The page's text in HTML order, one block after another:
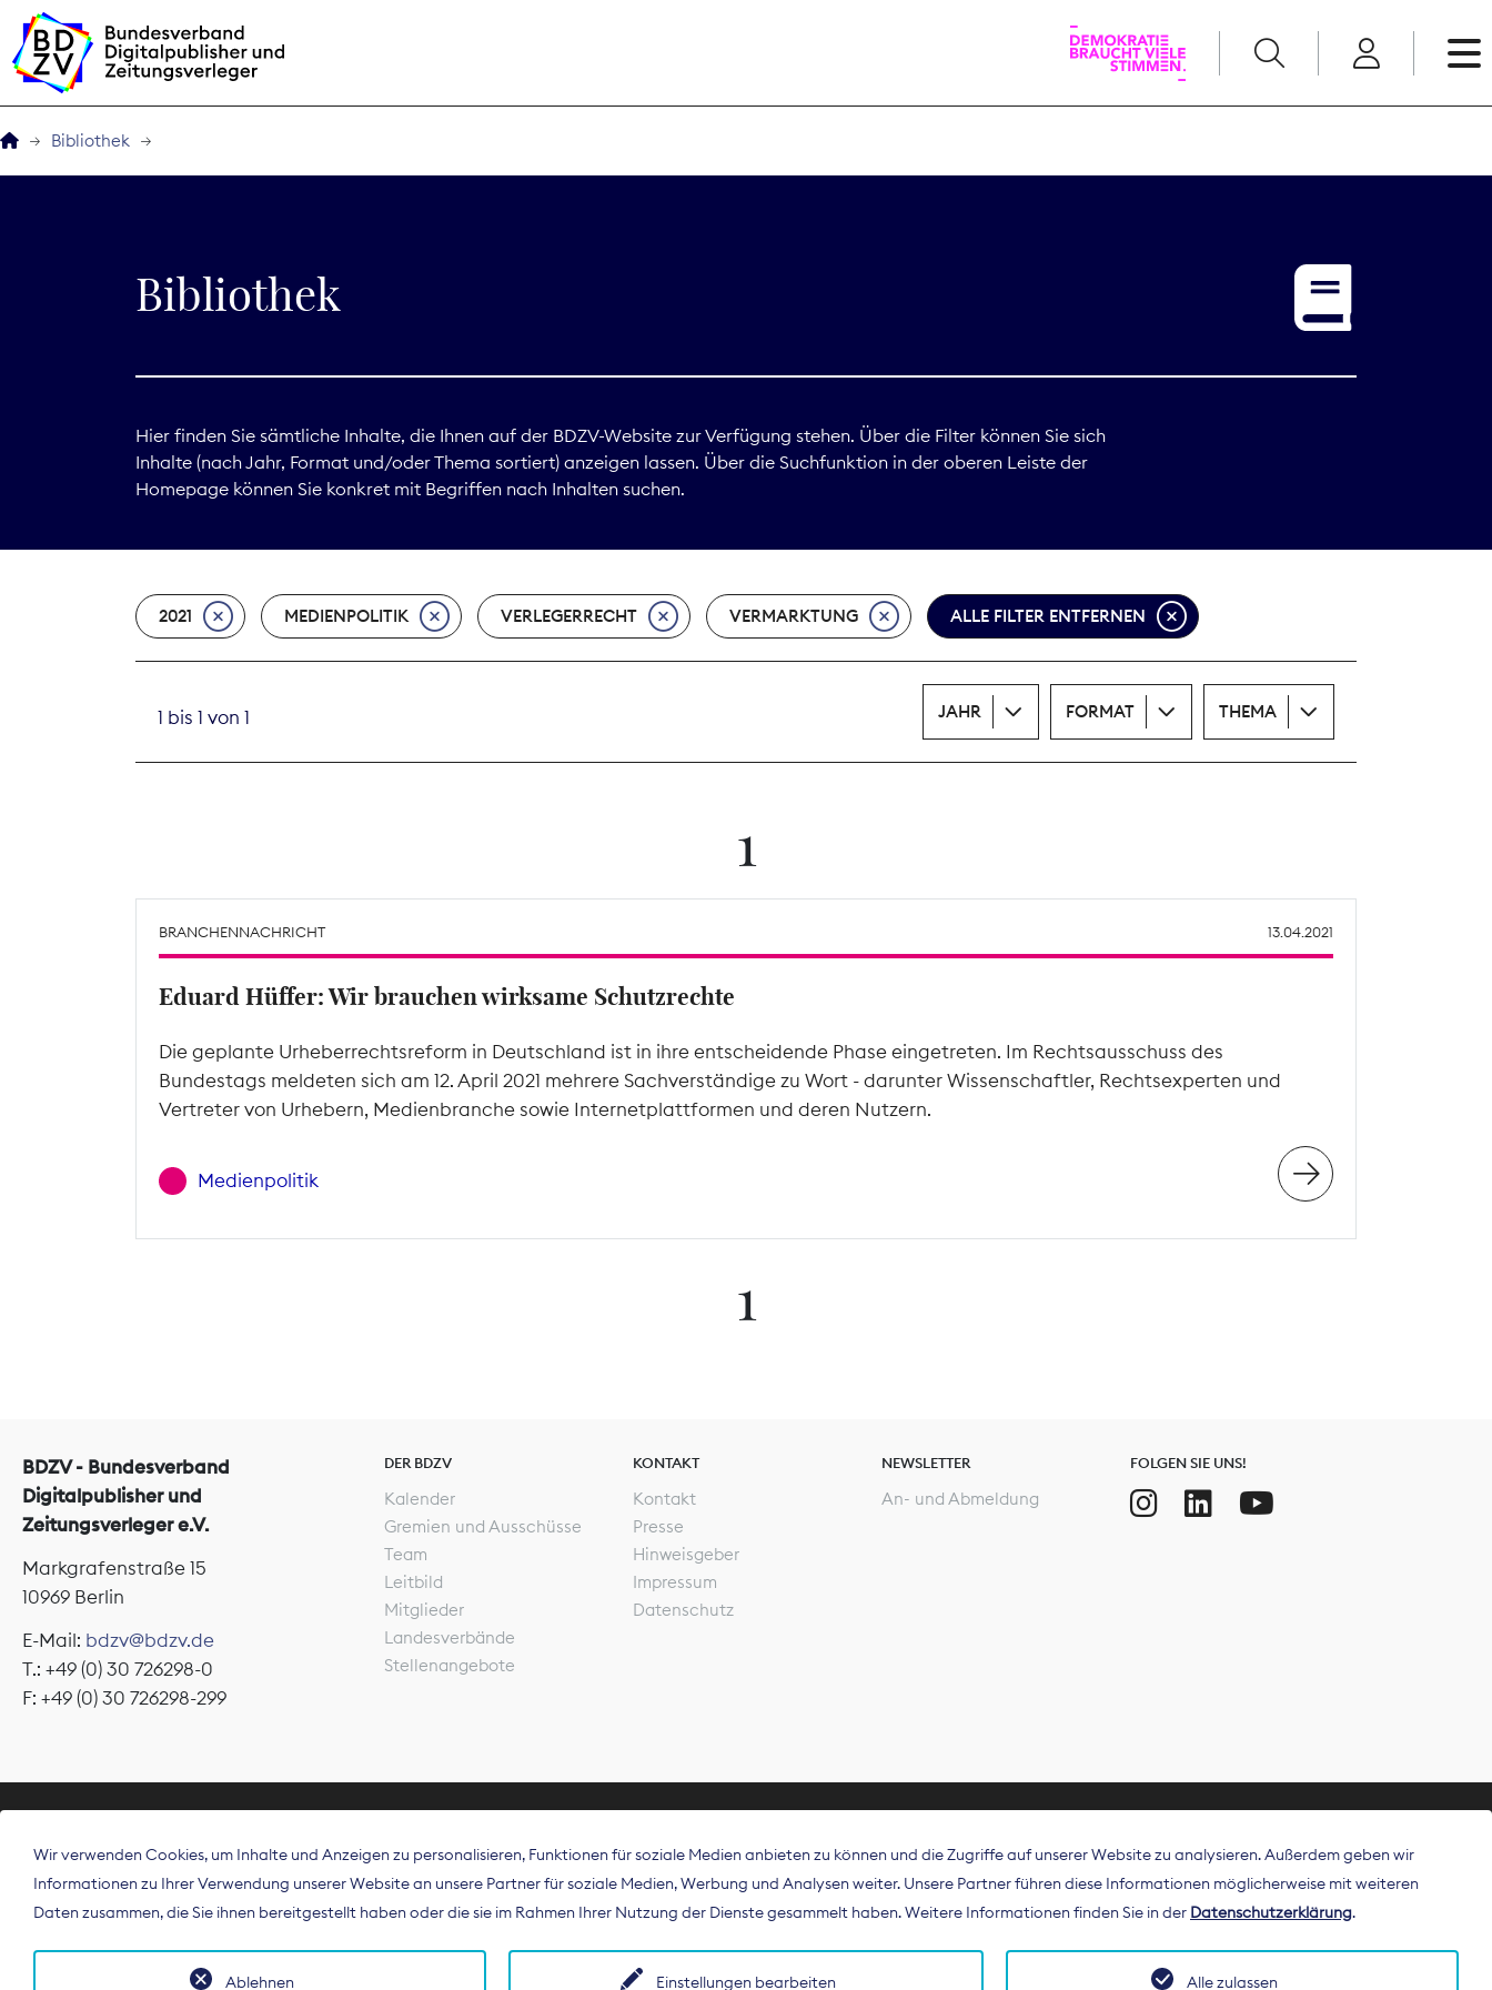
BDZVplus GmbH
Service
Print
Bibliothek
Bibliothek
Hier finden Sie sämtliche Inhalte, die Ihnen auf der BDZV-Website zur Verfügung stehen. Über die Filter können Sie sich
Inhalte (nach Jahr, Format und/oder Thema sortiert) anzeigen lassen. Über die Suchfunktion in der oberen Leiste der
Homepage können Sie konkret mit Begriffen nach Inhalten suchen.
2021 MEDIENPOLITIK VERLEGERRECHT VERMARKTUNG ALLE FILTER ENTFERNEN
1 bis 1 von 1 JAHR FORMAT THEMA
1
BRANCHENNACHRICHT 13.04.2021
Eduard Hüffer: Wir brauchen wirksame Schutzrechte
Die geplante Urheberrechtsreform in Deutschland ist in ihre entscheidende Phase eingetreten. Im Rechtsausschuss des
Bundestags meldeten sich am 12. April 2021 mehrere Sachverständige zu Wort - darunter Wissenschaftler, Rechtsexperten und
Vertreter von Urhebern, Medienbranche sowie Internetplattformen und deren Nutzern.
Medienpolitik
1
BDZV - Bundesverband
Digitalpublisher und
Zeitungsverleger e.V.
Markgrafenstraße 15
10969 Berlin
E-Mail: bdzv@bdzv.de
T.: +49 (0) 30 726298-0
F: +49 (0) 30 726298-299
DER BDZV
Kalender
Gremien und Ausschüsse
Team
Leitbild
Mitglieder
Landesverbände
Stellenangebote
KONTAKT
Kontakt
Presse
Hinweisgeber
Impressum
Datenschutz
NEWSLETTER
An- und Abmeldung
FOLGEN SIE UNS!
Der Bundesverband Digitalpublisher und Zeitungsverleger (BDZV) vertritt als
Spitzenorganisation die Interessen der Zeitungsverlage und digitalen Publisher in
Deutschland und auf EU-Ebene.
Wir verwenden Cookies, um Inhalte und Anzeigen zu personalisieren, Funktionen für soziale Medien anbieten zu können und die Zugriffe auf unserer Website zu analysieren. Außerdem geben wir
Informationen zu Ihrer Verwendung unserer Website an unsere Partner für soziale Medien, Werbung und Analysen weiter. Unsere Partner führen diese Informationen möglicherweise mit weiteren
Daten zusammen, die Sie ihnen bereitgestellt haben oder die sie im Rahmen Ihrer Nutzung der Dienste gesammelt haben. Weitere Informationen finden Sie in der Datenschutzerklärung.
Einstellungen bearbeiten
Ablehnen Alle zulassen